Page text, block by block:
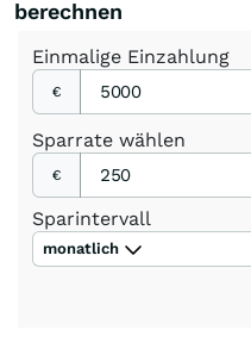
berechnen
Einmalige Einzahlung
€
Sparrate wählen
€
Sparintervall
monatlich